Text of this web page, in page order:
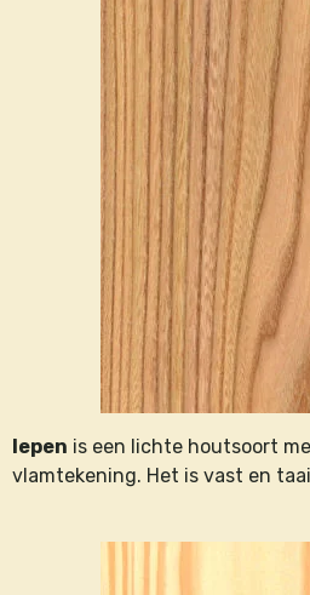
Iepen is een lichte houtsoort
vlamtekening. Het is vast en